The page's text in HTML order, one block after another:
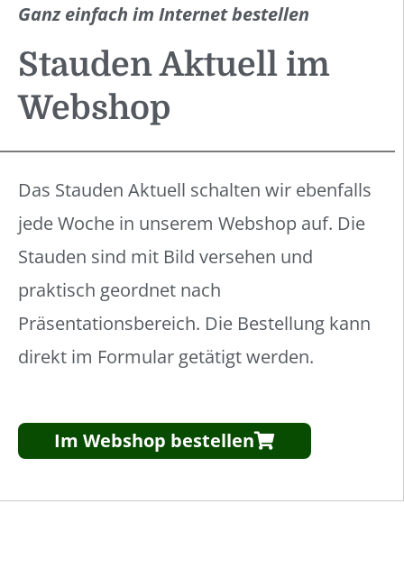
Ganz einfach im Internet bestellen
Stauden Aktuell im
Webshop
Das Stauden Aktuell schalten wir ebenfalls
jede Woche in unserem Webshop auf. Die
Stauden sind mit Bild versehen und
praktisch geordnet nach
Präsentationsbereich. Die Bestellung kann
direkt im Formular getätigt werden.
Im Webshop bestellen